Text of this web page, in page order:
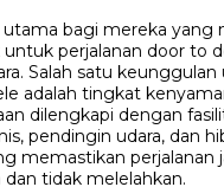
utama bagi mereka yang
perjalanan door to
Salah satu
adalah tingkat
dilengkapi dengan
pendingin udara, dan
memastikan perjalanan
tidak melelahkan.